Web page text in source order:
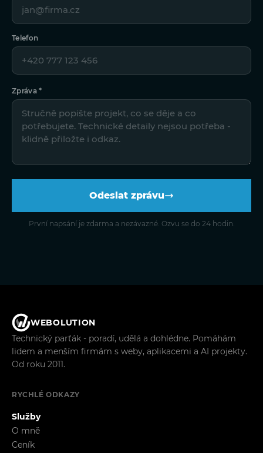
Telefon
Zpráva *
Odeslat zprávu
První napsání je zdarma a nezávazné. Ozvu se do 24 hodin.
WEBOLUTION
Technický parťák - poradí, udělá a dohlédne. Pomáhám
lidem a menším firmám s weby, aplikacemi a AI projekty.
Od roku 2011.
RYCHLÉ ODKAZY
Služby
O mně
Ceník